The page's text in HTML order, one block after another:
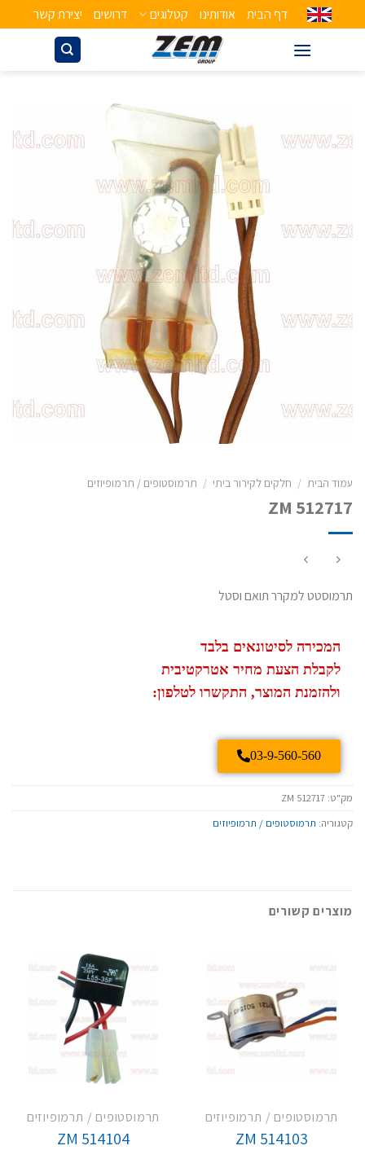
דף הבית אודותינו קטלוגים דרושים יצירת קשר
עמוד הבית / חלקים לקירור ביתי / תרמוסטופים / תרמופיוזים
ZM 512717
תרמוסטט למקרר תואם וסטל
המכירה לסיטונאים בלבד
לקבלת הצעת מחיר אטרקטיבית
ולהזמנת המוצר, התקשרו לטלפון:
03-9-560-560
מק"ט: ZM 512717
קטגוריה: תרמוסטופים / תרמופיוזים
מוצרים קשורים
תרמוסטופים / תרמופיוזים
ZM 514103
תרמוסטופים / תרמופיוזים
ZM 514104